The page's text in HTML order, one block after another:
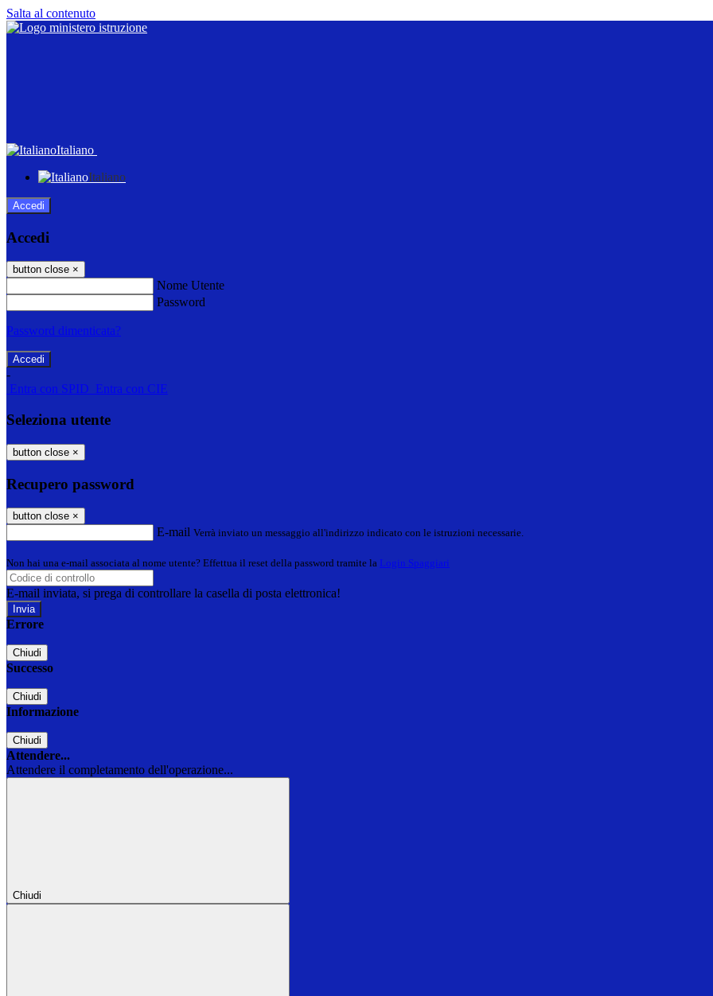
Salta al contenuto
Italiano
Italiano
Accedi
Accedi
button close ×
Nome Utente
Password
Password dimenticata?
-
Entra con SPID Entra con CIE
Seleziona utente
button close ×
Recupero password
button close ×
E-mail Verrà inviato un messaggio all'indirizzo indicato con le istruzioni necessarie.
Non hai una e-mail associata al nome utente? Effettua il reset della password tramite la Login Spaggiari
E-mail inviata, si prega di controllare la casella di posta elettronica!
Errore
Chiudi
Successo
Chiudi
Informazione
Chiudi
Attendere...
Attendere il completamento dell'operazione...
Chiudi